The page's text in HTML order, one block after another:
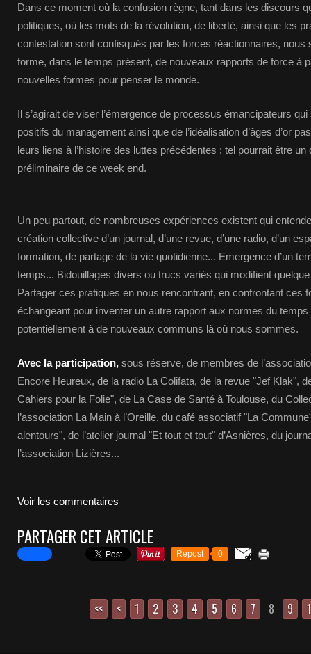
Dans ce moment où la confusion règne, tant dans les discours
politiques, où les mots de la révolution, de liberté, ainsi que les
contestation sont confisqués par les forces réactionnaires, nous
forme, dans le temps présent, de nouveaux rapports de force à
nouvelles formes pour penser le monde.
Il s’agirait de viser l’émergence de processus émancipateurs
positifs du management ainsi que de l’idéalisation d’âges d’or
leurs liens à l’histoire des luttes précédentes : tel pourrait être
préliminaire de ce week end.
Un peu partout, de nombreuses expériences existent qui
création collective d’un journal, d’une revue, d’une radio, d’un
formation, de partage de la vie quotidienne... Emergence d’un
temps... Bidouillages divers ou trucs variés qui modifient
Partager ces pratiques en nous rencontrant, en confrontant ces
échangeant pour inventer un autre rapport aux normes du
potentiellement à de nouveaux communs là où nous sommes.
Avec la participation, sous réserve, de membres de
Encore Heureux, de la radio La Colifata, de la revue "Jef Klak",
Cahiers pour la Folie", de La Case de Santé à Toulouse, du
l’association La Main à l’Oreille, du café associatif "La
alentours", de l’atelier journal "Et tout et tout" d’Asnières, du
l’association Lizières...
Voir les commentaires
PARTAGER CET ARTICLE
Repost 0
<< < 1 2 3 4 5 6 7 8 9